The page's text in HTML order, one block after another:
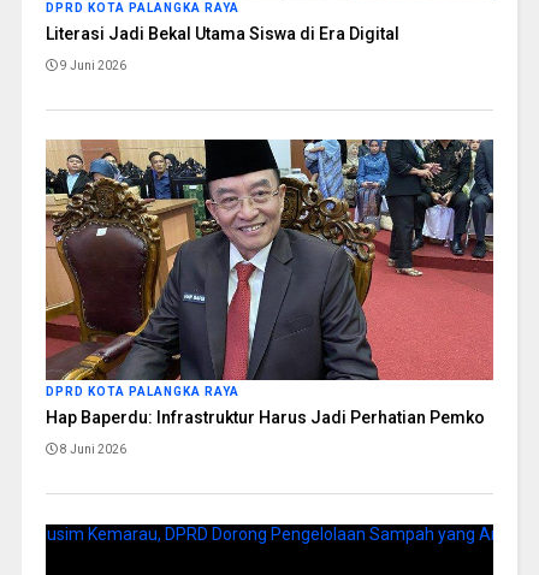
DPRD KOTA PALANGKA RAYA
Literasi Jadi Bekal Utama Siswa di Era Digital
9 Juni 2026
DPRD KOTA PALANGKA RAYA
Hap Baperdu: Infrastruktur Harus Jadi Perhatian Pemko
8 Juni 2026